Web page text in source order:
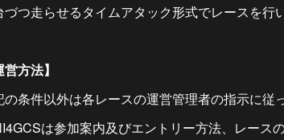
づつ走らせるタイムアタック形式でレースを行
営方法】
の条件以外は各レースの運営管理者の指示に従
は参加案内及びエントリー方法、レース